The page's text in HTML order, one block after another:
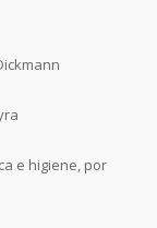
e higiene, por